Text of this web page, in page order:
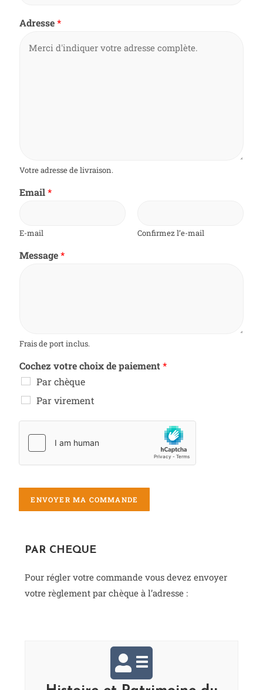
Adresse*
Votre adresse de livraison.
Email*
E-mail Confirmez l’e-mail
Message*
Frais de port inclus.
Cochez votre choix de paiement*
Par chèque
Par virement
ENVOYER MA COMMANDE
PAR CHEQUE
Pour régler votre commande vous devez envoyer
votre règlement par chèque à l’adresse :